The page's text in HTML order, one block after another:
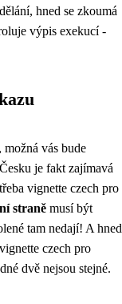
hned se zkoumá
výpis exekucí -
vás bude
je fakt zajímavá
vignette czech pro
straně musí být
tam nedají! A hned
vignette czech pro
dvě nejsou stejné.